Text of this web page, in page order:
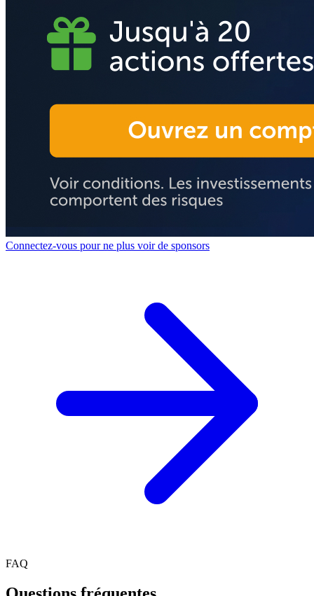
Connectez-vous pour ne plus voir de sponsors
FAQ